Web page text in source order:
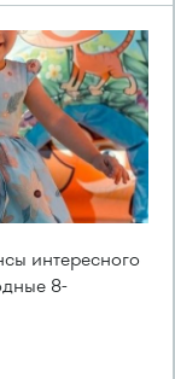
интересного
8-